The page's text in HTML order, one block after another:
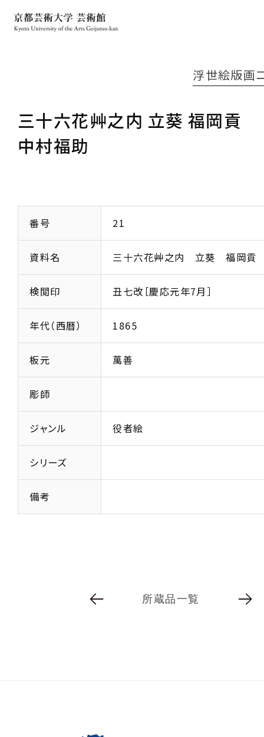
三十六花艸之内 立葵 福岡貢
中村福助
浮世絵版画
番号 21
資料名 三十六花艸之内 立葵 福岡貢
検閲印 丑七改［慶応元年7月］
年代（西暦） 1865
板元 萬善
彫師
ジャンル 役者絵
シリーズ
備考
所蔵品一覧